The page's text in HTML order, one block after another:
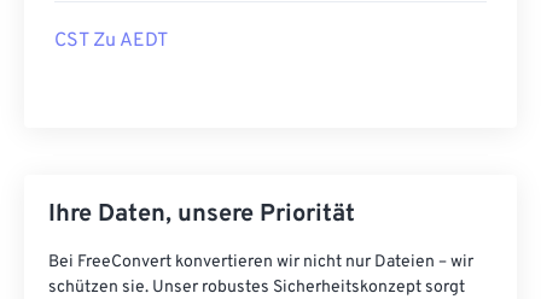
CST Zu AEDT
Ihre Daten, unsere Priorität
Bei FreeConvert konvertieren wir nicht nur Dateien – wir
schützen sie. Unser robustes Sicherheitskonzept sorgt